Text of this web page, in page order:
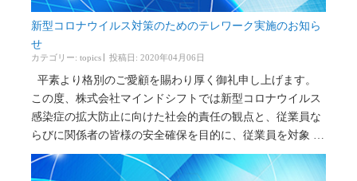
新型コロナウイルス対策のためのテレワーク実施のお知ら
せ
カテゴリー: topics 投稿日: 2020年04月06日
平素より格別のご愛顧を賜わり厚く御礼申し上げます。
この度、株式会社マインドシフトでは新型コロナウイルス
感染症の拡大防止に向けた社会的責任の観点と、従業員な
らびに関係者の皆様の安全確保を目的に、従業員を対象 …